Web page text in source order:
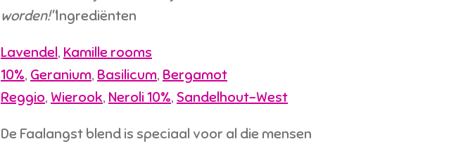
worden!"Ingrediënten
Lavendel, Kamille rooms
10%, Geranium, Basilicum, Bergamot
Reggio, Wierook, Neroli 10%, Sandelhout-West
De Faalangst blend is speciaal voor al die mensen